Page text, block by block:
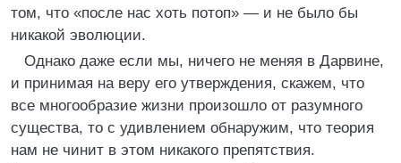
том, что «после нас хоть потоп» — и не было бы
никакой эволюции.
Однако даже если мы, ничего не меняя в Дарвине,
и принимая на веру его утверждения, скажем, что
все многообразие жизни произошло от разумного
существа, то с удивлением обнаружим, что теория
нам не чинит в этом никакого препятствия.